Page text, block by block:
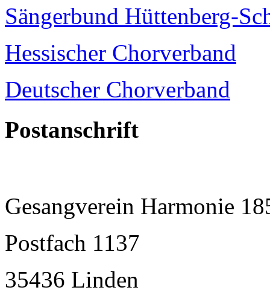
Sängerbund Hüttenberg-
Hessischer Chorverband
Deutscher Chorverband
Postanschrift
Gesangverein Harmonie
Postfach 1137
35436 Linden